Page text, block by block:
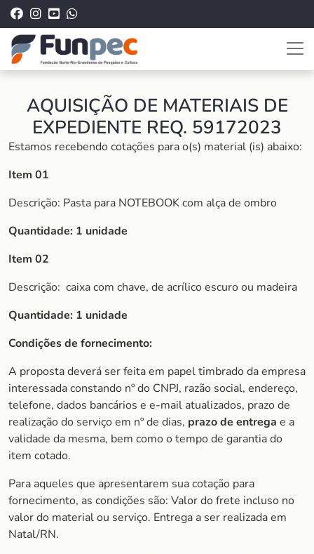
AQUISIÇÃO DE MATERIAIS DE
EXPEDIENTE REQ. 59172023
Estamos recebendo cotações para o(s) material (is) abaixo:
Item 01
Descrição: Pasta para NOTEBOOK com alça de ombro
Quantidade: 1 unidade
Item 02
Descrição: caixa com chave, de acrílico escuro ou madeira
Quantidade: 1 unidade
Condições de fornecimento:
A proposta deverá ser feita em papel timbrado da empresa
interessada constando nº do CNPJ, razão social, endereço,
telefone, dados bancários e e-mail atualizados, prazo de
realização do serviço em nº de dias, prazo de entrega e a
validade da mesma, bem como o tempo de garantia do
item cotado.
Para aqueles que apresentarem sua cotação para
fornecimento, as condições são: Valor do frete incluso no
valor do material ou serviço. Entrega a ser realizada em
Natal/RN.